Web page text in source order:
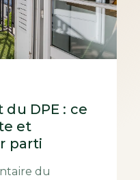
DPE : ce
et
parti
du